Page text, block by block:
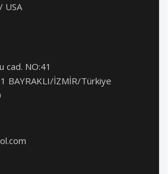
USA
cad. NO:41
BAYRAKLI/İZMİR/Türkiye